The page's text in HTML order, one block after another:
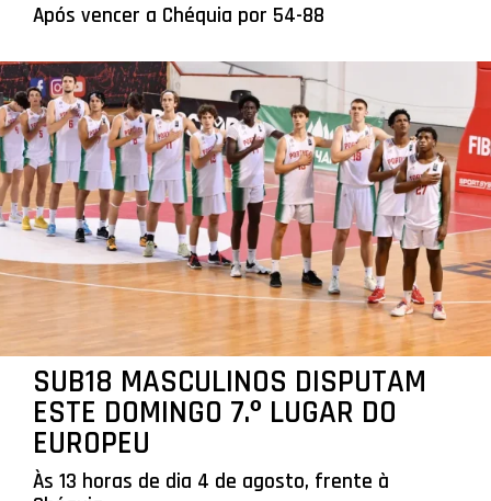
Após vencer a Chéquia por 54-88
SUB18 MASCULINOS DISPUTAM
ESTE DOMINGO 7.º LUGAR DO
EUROPEU
Às 13 horas de dia 4 de agosto, frente à